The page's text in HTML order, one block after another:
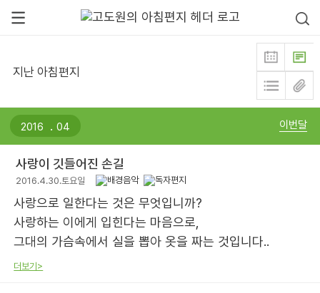
지난 아침편지
. 이번달
사랑이 깃들어진 손길
2016.4.30.토요일
사랑으로 일한다는 것은 무엇입니까?
사랑하는 이에게 입힌다는 마음으로,
그대의 가슴속에서 실을 뽑아 옷을 짜는 것입니다..
더보기>